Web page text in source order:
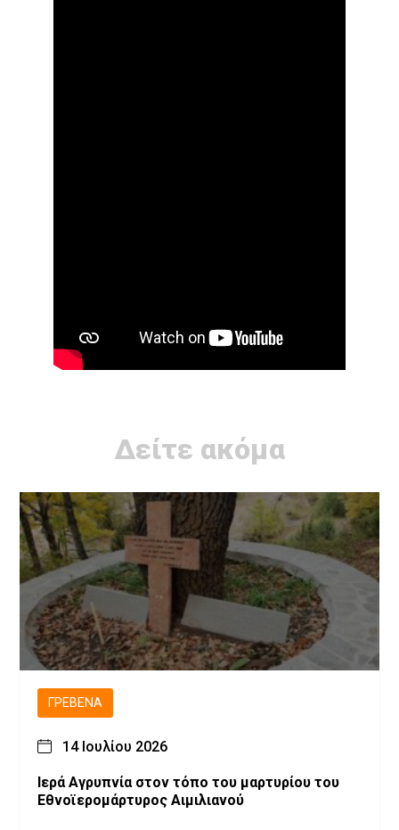
Δείτε ακόμα
ΓΡΕΒΕΝΆ
14 Ιουλίου 2026
Ιερά Αγρυπνία στον τόπο του μαρτυρίου του
Εθνοϊερομάρτυρος Αιμιλιανού